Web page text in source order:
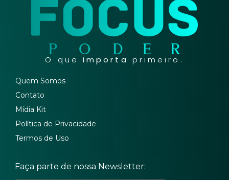
O que importa primeiro.
Quem Somos
Contato
Mídia Kit
Política de Privacidade
Termos de Uso
Faça parte de nossa Newsletter: